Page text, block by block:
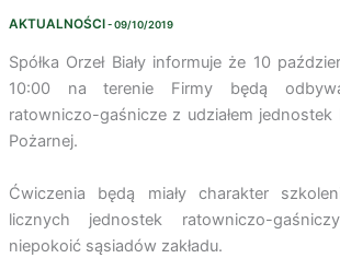
AKTUALNOŚCI- 09/10/2019
Spółka Orzeł Biały informuje że 10
10:00 na terenie Firmy będą
ratowniczo-gaśnicze z udziałem
Pożarnej.
Ćwiczenia będą miały charakter
licznych jednostek ratowniczo-
niepokoić sąsiadów zakładu.